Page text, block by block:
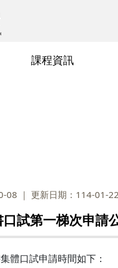
課程資訊
08 更新日期：114-01-22
試第一梯次申請
體口試申請時間如下：